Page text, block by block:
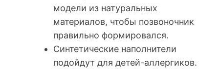
модели из натуральных
материалов, чтобы позвоночник
правильно формировался.
Синтетические наполнители
подойдут для детей-аллергиков.